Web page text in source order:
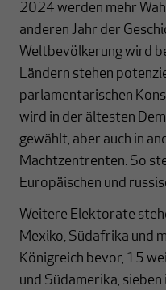
2024 werden mehr
anderen Jahr der
Weltbevölkerung wird
Ländern stehen
parlamentarischen
wird in der ältesten
gewählt, aber auch in
Machtzentrenten. So
Europäischen und
Weitere Elektorate
Mexiko, Südafrika und
Königreich bevor, 15
und Südamerika,